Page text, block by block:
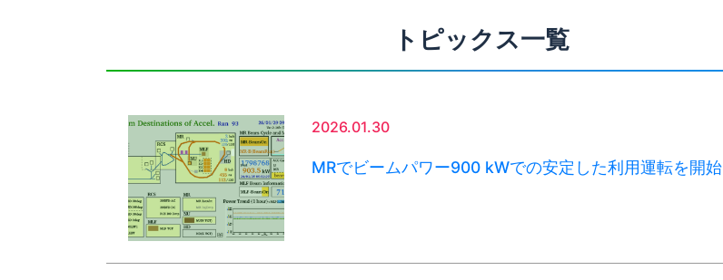
トピックス一覧
2026.01.30
MRでビームパワー900 kWでの安定した利用運転を開始